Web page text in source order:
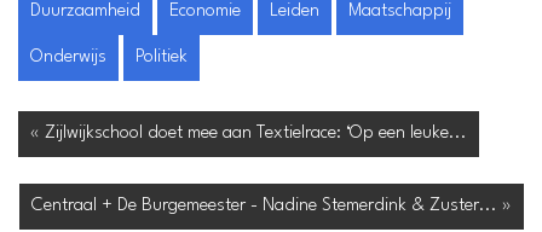
Duurzaamheid Economie Leiden Maatschappij
Onderwijs Politiek
« Zijlwijkschool doet mee aan Textielrace: ‘Op een leuke...
Centraal + De Burgemeester - Nadine Stemerdink & Zuster... »